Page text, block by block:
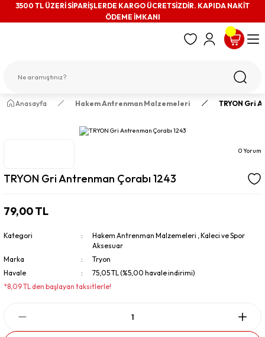
3500 TL ÜZERİ SİPARİŞLERDE KARGO ÜCRETSİZDİR. KAPIDA NAKİT
ÖDEME İMKANI
Anasayfa Hakem Antrenman Malzemeleri TRYON Gri
0 Yorum
TRYON Gri Antrenman Çorabı 1243
79,00 TL
Kategori Hakem Antrenman Malzemeleri ,Kaleci ve Spor
Aksesuar
Marka
Tryon
Havale
75,05 TL (%5,00 havale indirimi)
*8,09 TL den başlayan taksitlerle!